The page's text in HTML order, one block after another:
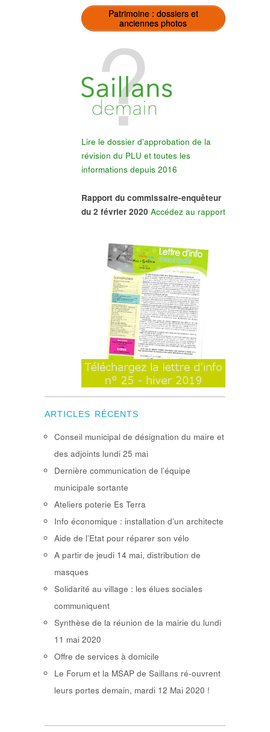
Patrimoine : dossiers et
anciennes photos
Lire le dossier d'approbation de la
révision du PLU et toutes les
informations depuis 2016
Rapport du commissaire-enquêteur
du 2 février 2020 Accédez au rapport
ARTICLES RÉCENTS
Conseil municipal de désignation du maire et
des adjoints lundi 25 mai
Dernière communication de l’équipe
municipale sortante
Ateliers poterie Es Terra
Info économique : installation d’un architecte
Aide de l’Etat pour réparer son vélo
A partir de jeudi 14 mai, distribution de
masques
Solidarité au village : les élues sociales
communiquent
Synthèse de la réunion de la mairie du lundi
11 mai 2020
Offre de services à domicile
Le Forum et la MSAP de Saillans ré-ouvrent
leurs portes demain, mardi 12 Mai 2020 !